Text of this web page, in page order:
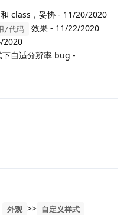
class，妥协 - 11/20/2020
/代码
效果 - 11/22/2020
2020
下自适分辨率 bug -
外观 >> 自定义样式